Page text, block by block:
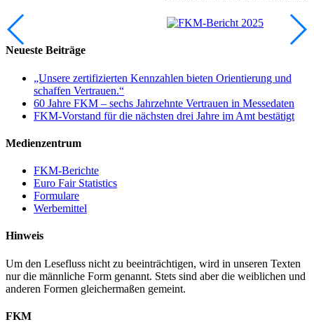
Neueste Beiträge
„Unsere zertifizierten Kennzahlen bieten Orientierung und
schaffen Vertrauen.“
60 Jahre FKM – sechs Jahrzehnte Vertrauen in Messedaten
FKM-Vorstand für die nächsten drei Jahre im Amt bestätigt
Medienzentrum
FKM-Berichte
Euro Fair Statistics
Formulare
Werbemittel
Hinweis
Um den Lesefluss nicht zu beeinträchtigen, wird in unseren Texten
nur die männliche Form genannt. Stets sind aber die weiblichen und
anderen Formen gleichermaßen gemeint.
FKM